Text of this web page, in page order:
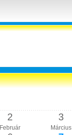
2
Február
3
Március